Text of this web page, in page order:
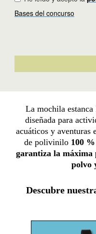
La mochila
diseñada para
acuáticos y aventuras
de polivinilo 100
garantiza la máxima
polvo
Descubre